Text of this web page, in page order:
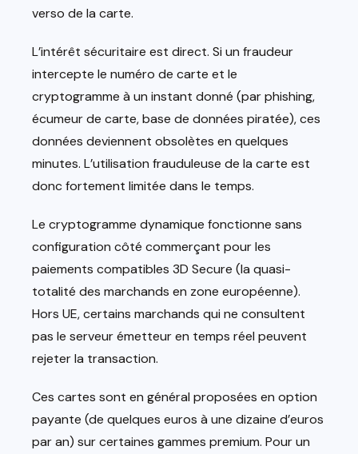
verso de la carte.
L’intérêt sécuritaire est direct. Si un fraudeur
intercepte le numéro de carte et le
cryptogramme à un instant donné (par phishing,
écumeur de carte, base de données piratée), ces
données deviennent obsolètes en quelques
minutes. L’utilisation frauduleuse de la carte est
donc fortement limitée dans le temps.
Le cryptogramme dynamique fonctionne sans
configuration côté commerçant pour les
paiements compatibles 3D Secure (la quasi-
totalité des marchands en zone européenne).
Hors UE, certains marchands qui ne consultent
pas le serveur émetteur en temps réel peuvent
rejeter la transaction.
Ces cartes sont en général proposées en option
payante (de quelques euros à une dizaine d’euros
par an) sur certaines gammes premium. Pour un